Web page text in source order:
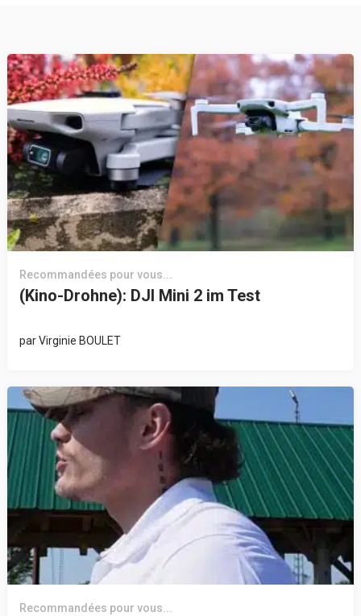
Recommandées pour vous...
(Kino-Drohne): DJI Mini 2 im Test
parVirginie BOULET
Recommandées pour vous...